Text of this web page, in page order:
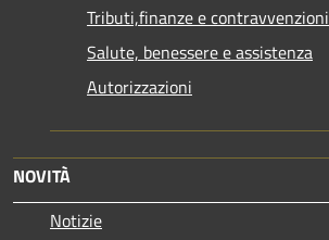
Tributi,finanze e contravvenzioni
Salute, benessere e assistenza
Autorizzazioni
NOVITÀ
Notizie